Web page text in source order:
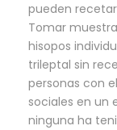
pueden
Tomar
hisopos
trileptal sin
personas con
sociales en un
ninguna ha